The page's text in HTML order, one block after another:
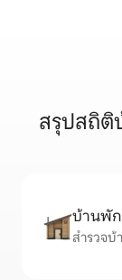
สรุปสถิติ
บ้านพั
สำรวจบ้